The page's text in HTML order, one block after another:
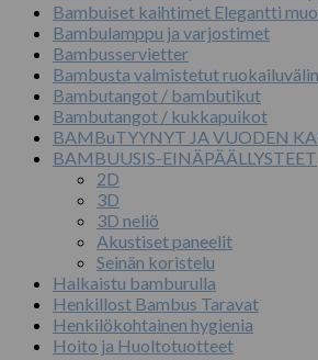
Bambuiset kaihtimet Elegantti
Bambulamppu ja varjostimet
Bambusservietter
Bambusta valmistetut
Bambutangot / bambutikut
Bambutangot / kukkapuikot
BAMBuTYYNYT JA VUODEN
BAMBUUSIS-EINÄPÄÄLLYSTEET
2D
3D
3D neliö
Akustiset paneelit
Seinän koristelu
Halkaistu bamburulla
Henkillost Bambus Taravat
Henkilökohtainen hygienia
Hoito ja Huoltotuotteet